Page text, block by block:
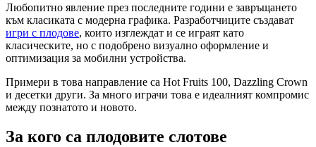
Любопитно явление през последните години е завръщането
към класиката с модерна графика. Разработчиците създават
игри с плодове, които изглеждат и се играят като
класическите, но с подобрено визуално оформление и
оптимизация за мобилни устройства.
Примери в това направление са Hot Fruits 100, Dazzling Crown
и десетки други. За много играчи това е идеалният компромис
между познатото и новото.
За кого са плодовите слотове